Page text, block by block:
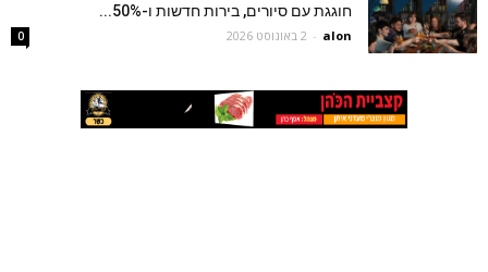
חוגגת עם סיורים, בירות חדשות ו-50%...
alon
- 2 באוגוסט 2026 0